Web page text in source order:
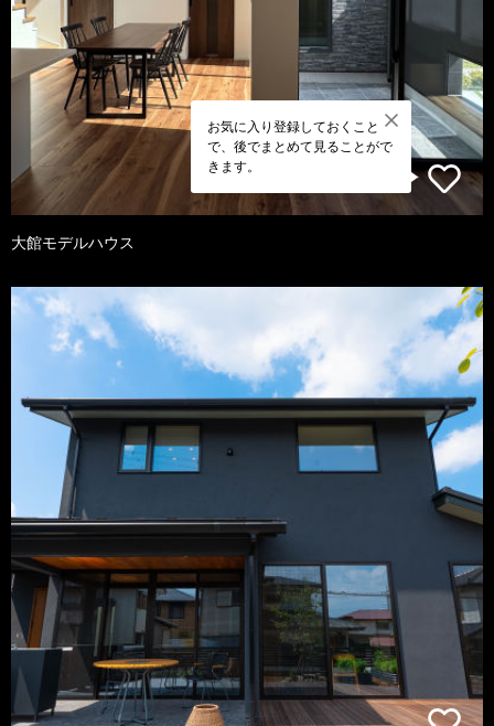
お気に入り登録しておくこと
で、後でまとめて見ることがで
きます。
大館モデルハウス